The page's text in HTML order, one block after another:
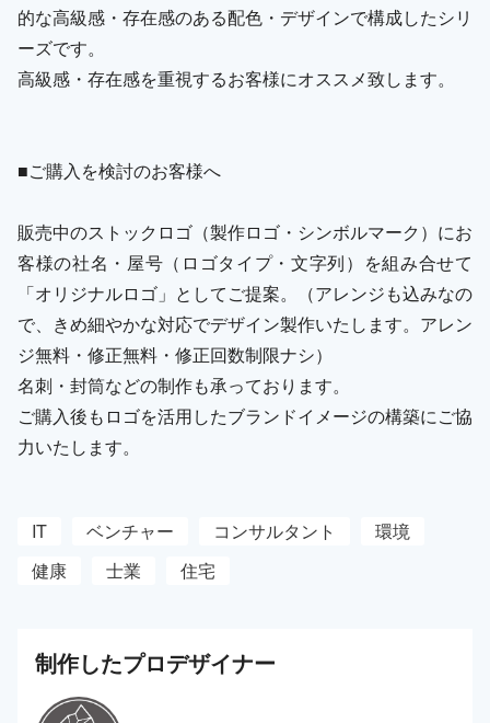
的な高級感・存在感のある配色・デザインで構成したシリ
ーズです。
高級感・存在感を重視するお客様にオススメ致します。
■ご購入を検討のお客様へ
販売中のストックロゴ（製作ロゴ・シンボルマーク）にお
客様の社名・屋号（ロゴタイプ・文字列）を組み合せて
「オリジナルロゴ」としてご提案。（アレンジも込みなの
で、きめ細やかな対応でデザイン製作いたします。アレン
ジ無料・修正無料・修正回数制限ナシ）
名刺・封筒などの制作も承っております。
ご購入後もロゴを活用したブランドイメージの構築にご協
力いたします。
IT ベンチャー コンサルタント
環境
健康
士業 住宅
制作したプロデザイナー